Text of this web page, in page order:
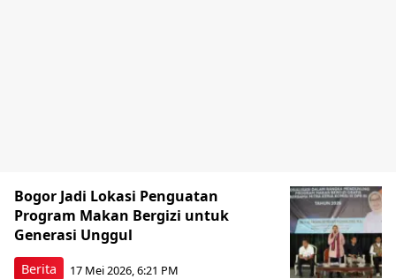
Berita
Bogor Jadi Lokasi Penguatan
Program Makan Bergizi untuk
Generasi Unggul
17 Mei 2026, 6:21 PM